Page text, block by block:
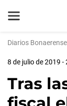
Diarios
8 de julio de 2019 -
Tras